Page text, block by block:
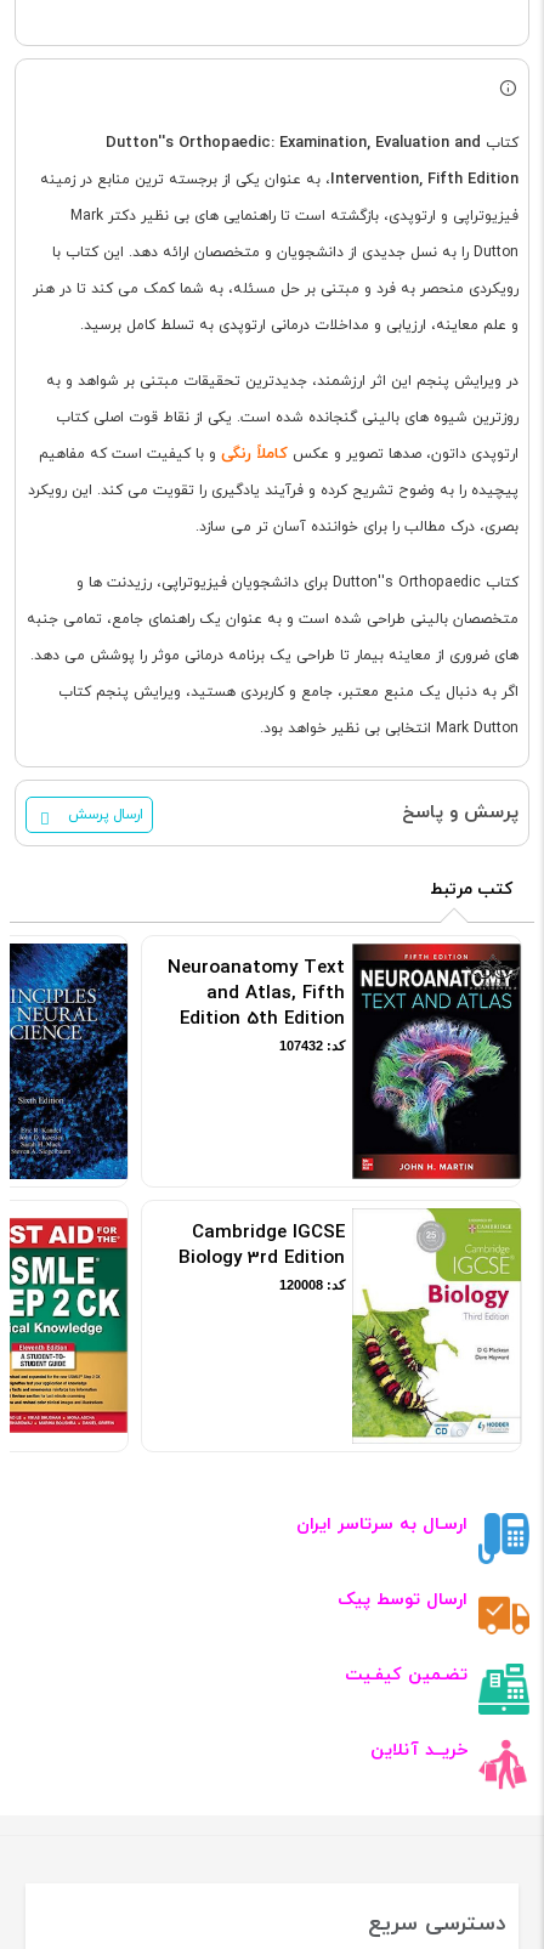
کتاب Dutton''s Orthopaedic: Examination, Evaluation and
Intervention, Fifth Edition، به عنوان یکی از برجسته ترین منابع در زمینه
فیزیوتراپی و ارتوپدی، بازگشته است تا راهنمایی های بی نظیر دکتر Mark
Dutton را به نسل جدیدی از دانشجویان و متخصصان ارائه دهد. این کتاب با
رویکردی منحصر به فرد و مبتنی بر حل مسئله، به شما کمک می کند تا در هنر
و علم معاینه، ارزیابی و مداخلات درمانی ارتوپدی به تسلط کامل برسید.
در ویرایش پنجم این اثر ارزشمند، جدیدترین تحقیقات مبتنی بر شواهد و به
روزترین شیوه های بالینی گنجانده شده است. یکی از نقاط قوت اصلی کتاب
ارتوپدی داتون، صدها تصویر و عکس کاملاً رنگی و با کیفیت است که مفاهیم
پیچیده را به وضوح تشریح کرده و فرآیند یادگیری را تقویت می کند. این رویکرد
بصری، درک مطالب را برای خواننده آسان تر می سازد.
کتاب Dutton''s Orthopaedic برای دانشجویان فیزیوتراپی، رزیدنت ها و
متخصصان بالینی طراحی شده است و به عنوان یک راهنمای جامع، تمامی جنبه
های ضروری از معاینه بیمار تا طراحی یک برنامه درمانی موثر را پوشش می دهد.
اگر به دنبال یک منبع معتبر، جامع و کاربردی هستید، ویرایش پنجم کتاب
Mark Dutton انتخابی بی نظیر خواهد بود.
پرسش و پاسخ ارسال پرسش
کتب مرتبط
Neuroanatomy Text
and Atlas, Fifth
Edition 5th Edition
کد: 107432
Cambridge IGCSE
Biology 3rd Edition
کد: 120008
ارسـال به سرتاسر ایران
ارسال توسط پیک
تضـمین کیفـیت
خریــد آنلاین
دسترسی سریع